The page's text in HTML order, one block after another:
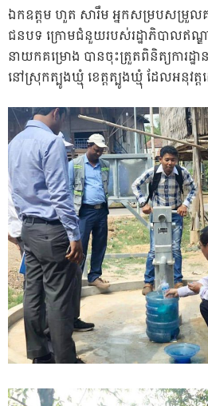
ឯកឧត្តម​ ហួត​ សារឹម​ អ្នកសម្របសម្រួលគ
ជនបទ​ ក្រោមជំនួយរបស់រដ្ឋាភិបាលឥ
នាយកគម្រោង​ បានចុះត្រួតពិនិត្យការដ្ឋ
នៅស្រុកត្បូងឃ្មុំ​ ខេត្តត្បូងឃ្មុំ ដែលអនុវ